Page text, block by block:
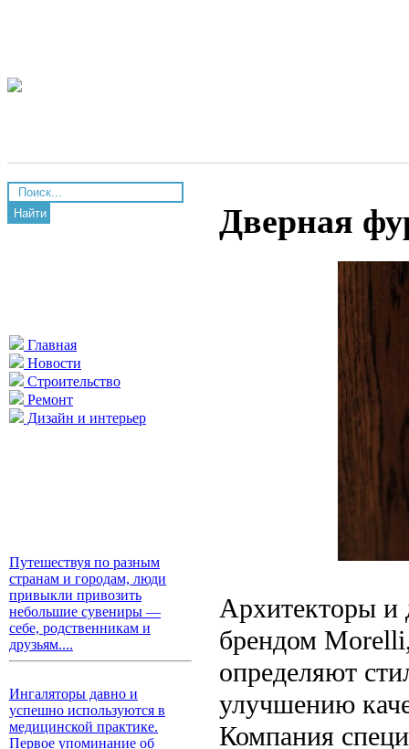
Найти
Главная
Новости
Строительство
Ремонт
Дизайн и интерьер
Путешествуя по разным
странам и городам, люди
привыкли привозить
небольшие сувениры —
себе, родственникам и
друзьям....
Ингаляторы давно и
успешно используются в
медицинской практике.
Первое упоминание об
Дверная
Архитекторы и
брендом
определяют
улучшению
Компания